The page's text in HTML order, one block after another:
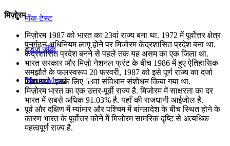
मॉक टेस्ट
टुडेज जीके
Menu Menu
मिज़ोरम
मिज़ोरम 1987 को भारत का 23वां राज्य बना था. 1972 में पूर्वोत्तर क्षेत्र
पुनर्गठन अधिनियम लागू होने पर मिजोरम केंद्रशासित प्रदेश बना था.
केंद्रशासित प्रदेश बनने से पहले तक यह असम का एक जिला था.
भारत सरकार और मिज़ो नेशनल फ्रंट के बीच 1986 में हुए ऐतिहासिक
समझौते के फलस्वरूप 20 फरवरी, 1987 को इसे पूर्ण राज्य का दर्जा
दिया गया. इसके लिए 53वां संविधान संशोधन किया गया था.
मिज़ोरम भारत का एक उत्तर-पूर्वी राज्य है. मिजोरम में साक्षरता का दर
भारत में सबसे अधिक 91.03% है. यहाँ की राजधानी आईजोल है.
पूर्व और दक्षिण में म्यांमार और पश्चिम में बांग्लादेश के बीच स्थित होने के
कारण भारत के पूर्वोत्तर कोने में मिजोरम सामरिक दृष्टि से अत्यधिक
महत्वपूर्ण राज्य है.